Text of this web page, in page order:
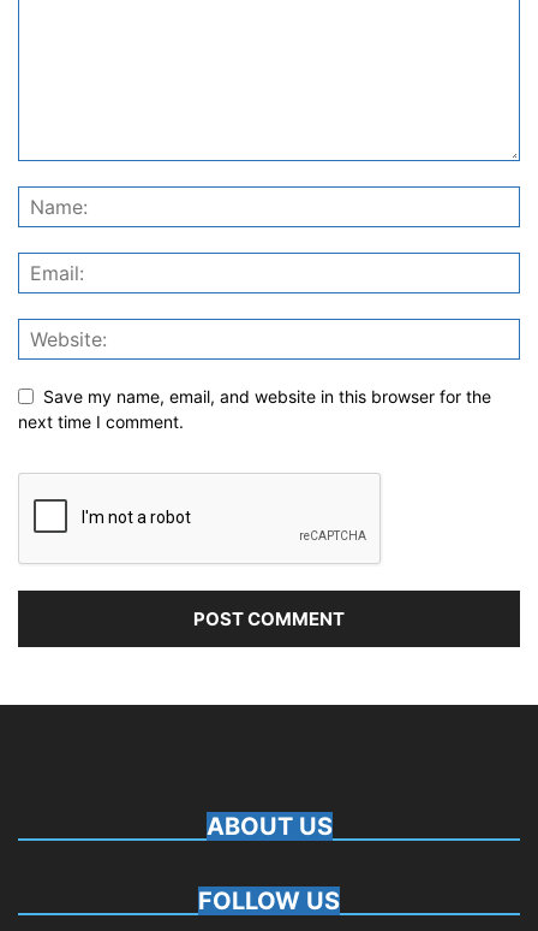
Save my name, email, and website in this browser for the
next time I comment.
ABOUT US
FOLLOW US